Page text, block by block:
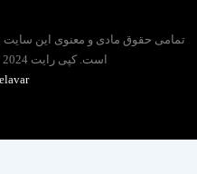
حقوق مادی و معنوی این سایت برای
است. کپی رایت 2024 | طراحی و توسعه توسط
Delavar